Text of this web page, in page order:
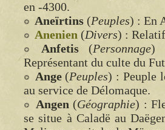
en -4300.
Aneïrtins (Peuples) : En
Anenien (Divers) :
Anfetis (Personnage)
Représentant du culte du
Ange(Peuples) : Peuple
au service de Délomaque.
Angen (Géographie) :
se situe à Caladë au